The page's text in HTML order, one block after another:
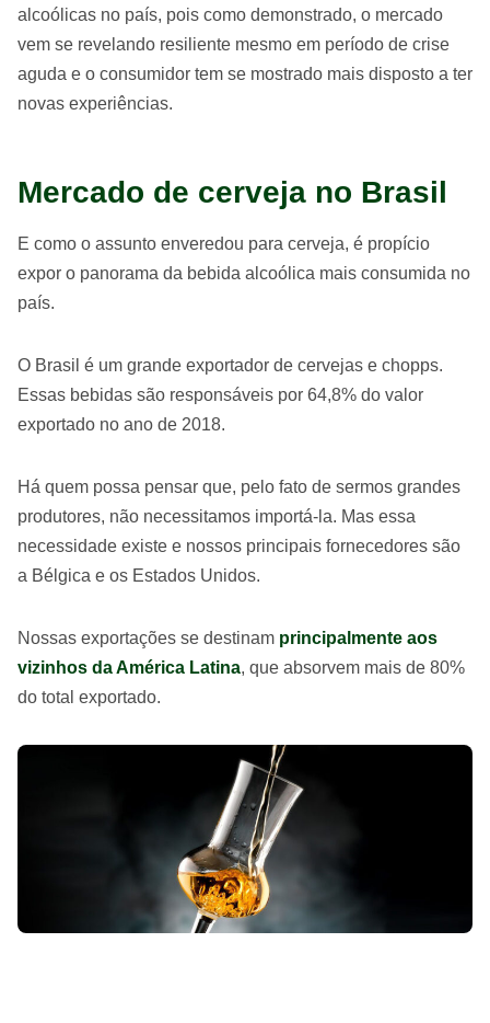
alcoólicas no país, pois como demonstrado, o mercado
vem se revelando resiliente mesmo em período de crise
aguda e o consumidor tem se mostrado mais disposto a ter
novas experiências.
Mercado de cerveja no Brasil
E como o assunto enveredou para cerveja, é propício
expor o panorama da bebida alcoólica mais consumida no
país.
O Brasil é um grande exportador de cervejas e chopps.
Essas bebidas são responsáveis por 64,8% do valor
exportado no ano de 2018.
Há quem possa pensar que, pelo fato de sermos grandes
produtores, não necessitamos importá-la. Mas essa
necessidade existe e nossos principais fornecedores são
a Bélgica e os Estados Unidos.
Nossas exportações se destinam principalmente aos
vizinhos da América Latina, que absorvem mais de 80%
do total exportado.